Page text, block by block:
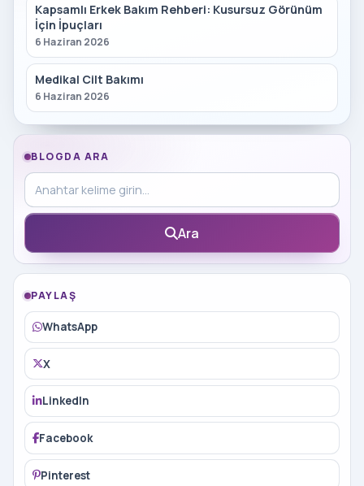
Kapsamlı Erkek Bakım Rehberi: Kusursuz Görünüm
İçin İpuçları
6 Haziran 2026
Medikal Cilt Bakımı
6 Haziran 2026
BLOGDA ARA
Blog içinde ara
Ara
PAYLAŞ
WhatsApp
X
LinkedIn
Facebook
Pinterest